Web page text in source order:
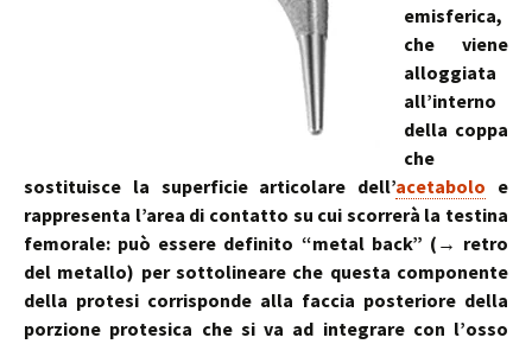
emisferica,
che viene
alloggiata
all’interno
della coppa
che
sostituisce la superficie articolare dell’acetabolo e
rappresenta l’area di contatto su cui scorrerà la testina
femorale: può essere definito “metal back” (→ retro
del metallo) per sottolineare che questa componente
della protesi corrisponde alla faccia posteriore della
porzione protesica che si va ad integrare con l’osso